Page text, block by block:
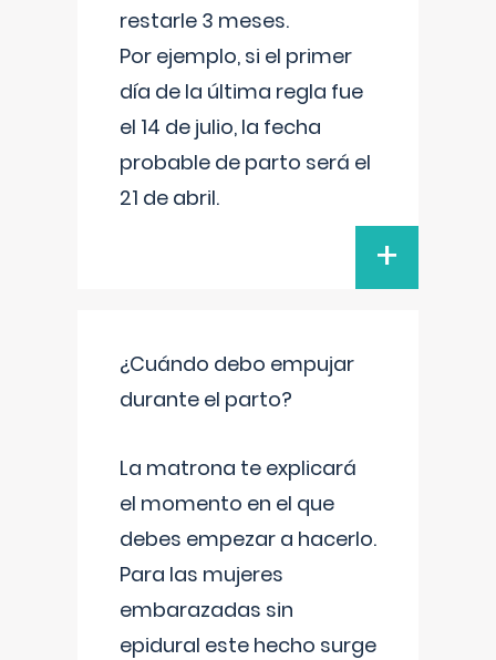
restarle 3 meses.
Por ejemplo, si el primer
día de la última regla fue
el 14 de julio, la fecha
probable de parto será el
21 de abril.
+
¿Cuándo debo empujar
durante el parto?
La matrona te explicará
el momento en el que
debes empezar a hacerlo.
Para las mujeres
embarazadas sin
epidural este hecho surge